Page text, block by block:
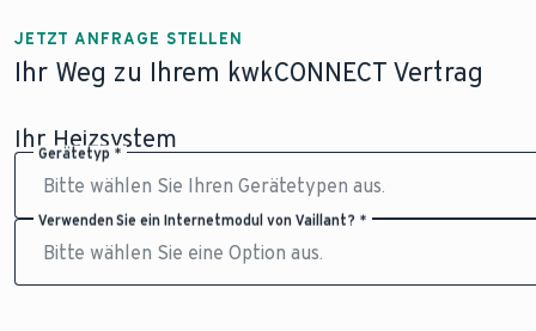
JETZT ANFRAGE STELLEN
Ihr Weg zu Ihrem kwkCONNECT Vertrag
Ihr Heizsystem
Gerätetyp *
Verwenden Sie ein Internetmodul von Vaillant? *